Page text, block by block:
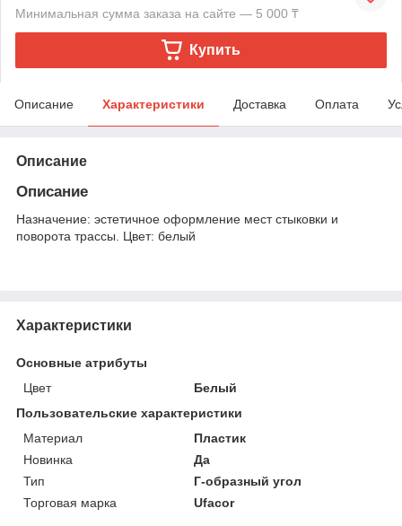
Минимальная сумма заказа на сайте — 5 000 ₸
Купить
Описание Характеристики Доставка Оплата
Описание
Описание
Назначение: эстетичное оформление мест стыковки и
поворота трассы. Цвет: белый
Характеристики
Основные атрибуты
Цвет
Белый
Пользовательские характеристики
Материал
Пластик
Новинка
Да
Тип
Г-образный угол
Торговая марка
Ufacor